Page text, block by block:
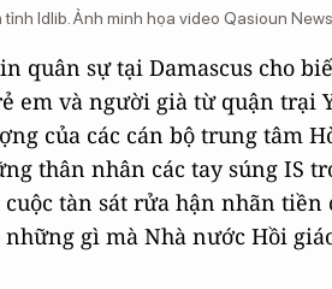
Idlib. Ảnh minh họa video Qasioun
quân sự tại Damascus cho
em và người già từ quận
của các cán bộ trung tâm
thân nhân các tay súng IS
tàn sát rửa hận nhãn
gì mà Nhà nước Hồi